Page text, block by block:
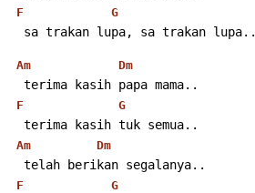
F G
  sa trakan lupa, sa trakan lupa..
Am Dm
  terima kasih papa mama..
F G
  terima kasih tuk semua..
Am Dm
  telah berikan segalanya..
F G